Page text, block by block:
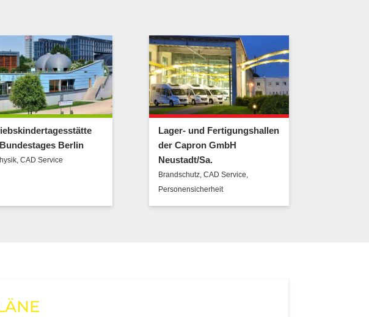
Berlin
CAD Service
Lager- und Fertigungshallen
der Capron GmbH
Neustadt/Sa.
Brandschutz, CAD Service
Personensicherheit